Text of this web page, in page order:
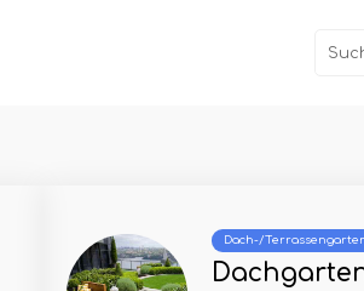
Dach-/